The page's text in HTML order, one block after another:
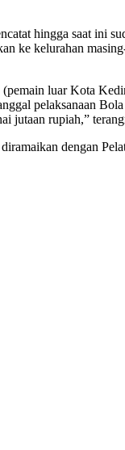
hingga saat ini
ke kelurahan
luar Kota
pelaksanaan
jutaan rupiah,”
dengan